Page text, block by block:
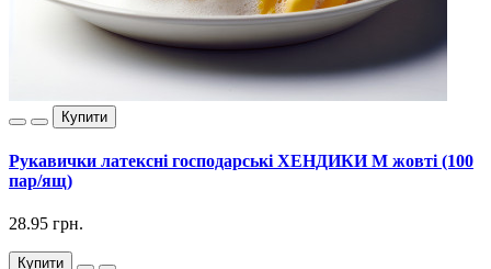
Купити
Рукавички латексні господарські ХЕНДИКИ М жовті (100
пар/ящ)
28.95 грн.
Купити